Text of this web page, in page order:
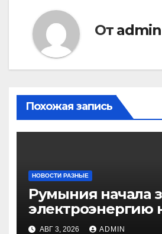
От admin
Похожая запись
НОВОСТИ РАЗНЫЕ
Румыния начала
электроэнергию
Украине из-за
АВГ 3, 2026 ADMIN